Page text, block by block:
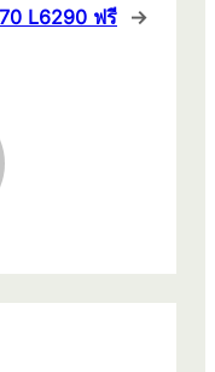
L6290 ฟรี →